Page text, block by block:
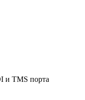
и TMS порта